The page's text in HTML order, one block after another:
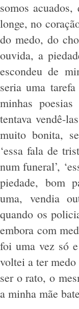
somos
longe, no
do medo, do
ouvida, a
escondeu de
seria uma
minhas
tentava vendê-
muito bonita,
‘essa fala de
num funeral’,
piedade, bom
uma, vendia
quando os
embora com
foi uma vez só
voltei a ter
ser o rato, o
a minha mãe